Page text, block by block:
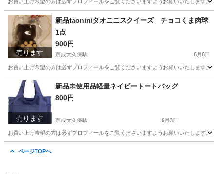
お買い上げ希望の方は必ずプロフィールをご覧くださいますようお願いいたします。
千葉 習志野市 京成大久保駅 ノベルティグッズ
コスメポーチ
売ります
新品taoniniタオニニスクイーズ チョコくま肉球
1点
900円
京成大久保駅 6月6日
お買い上げ希望の方は必ずプロフィールをご覧くださいますようお願いいたします
千葉 習志野市 京成大久保駅 おもちゃ チョコ
売ります
新品未使用品軽量ネイビートートバッグ
800円
京成大久保駅 6月3日
お買い上げ希望の方は必ずプロフィールをご覧くださいますようお願いいたします。
ページTOPへ